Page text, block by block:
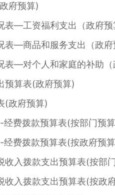
府预算)
—工资福利支出（政府预
—商品和服务支出（政府
表—对个人和家庭的补助（
预算表(政府预算)
(政府预算)
费拨款预算表(按部门预
费拨款预算表(按政府预
收入拨款支出预算表(按部
收入拨款支出预算表(按政